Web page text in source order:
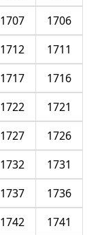
1706
1707
1711
1712
1716
1717
1721
1722
1726
1727
1731
1732
1736
1737
1741
1742